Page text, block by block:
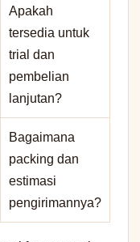
Apakah
tersedia untuk
trial dan
pembelian
lanjutan?
Bagaimana
packing dan
estimasi
pengirimannya?